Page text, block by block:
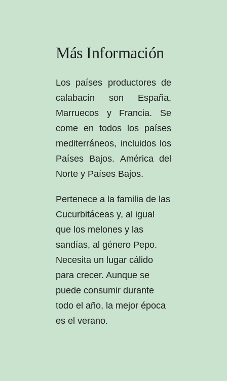
Más Información
Los países productores de
calabacín son España,
Marruecos y Francia. Se
come en todos los países
mediterráneos, incluidos los
Países Bajos. América del
Norte y Países Bajos.
Pertenece a la familia de las
Cucurbitáceas y, al igual
que los melones y las
sandías, al género Pepo.
Necesita un lugar cálido
para crecer. Aunque se
puede consumir durante
todo el año, la mejor época
es el verano.